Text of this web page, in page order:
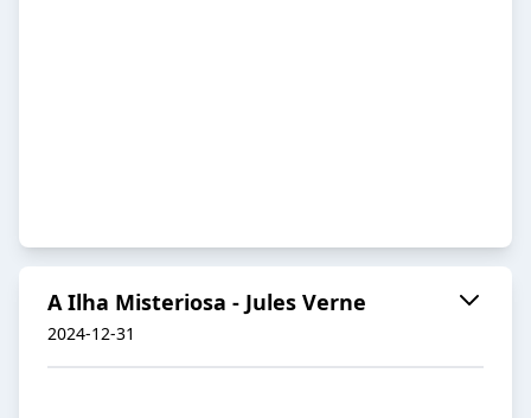
A Ilha Misteriosa - Jules Verne
2024-12-31